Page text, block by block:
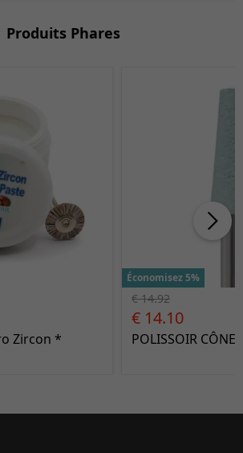
Produits Phares
Zircon *
Économisez 5%
€ 14.92
€ 14.10
POLISSOIR CÔNE